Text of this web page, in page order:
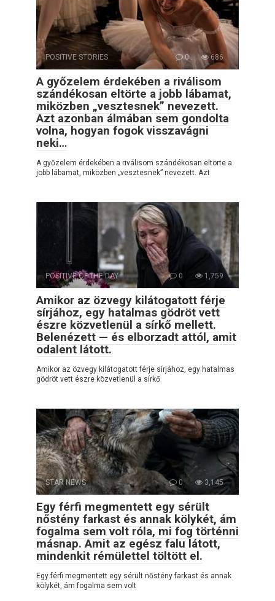
POSITIVE STORIES 0 686
A győzelem érdekében a riválisom
szándékosan eltörte a jobb lábamat,
miközben „vesztesnek” nevezett.
Azt azonban álmában sem gondolta
volna, hogyan fogok visszavágni
neki…
A győzelem érdekében a riválisom szándékosan eltörte a
jobb lábamat, miközben „vesztesnek” nevezett. Azt
POSITIVE OF THE DAY 0 1,759
Amikor az özvegy kilátogatott férje
sírjához, egy hatalmas gödröt vett
észre közvetlenül a sírkő mellett.
Belenézett — és elborzadt attól, amit
odalent látott.
Amikor az özvegy kilátogatott férje sírjához, egy hatalmas
gödröt vett észre közvetlenül a sírkő
STAR NEWS 0 3,145
Egy férfi megmentett egy sérült
nőstény farkast és annak kölykét, ám
fogalma sem volt róla, mi fog történni
másnap. Amit az egész falu látott,
mindenkit rémülettel töltött el.
Egy férfi megmentett egy sérült nőstény farkast és annak
kölykét, ám fogalma sem volt